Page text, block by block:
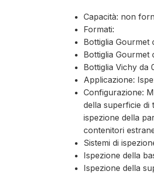
Capacità: non
Formati:
Bottiglia Gourmet
Bottiglia Gourmet
Bottiglia Vichy da
Applicazione:
Configurazione:
della superficie di
ispezione della
contenitori
Sistemi di
Ispezione della
Ispezione della